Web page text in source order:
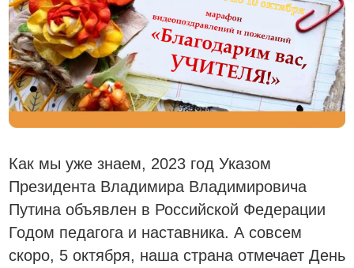
Как мы уже знаем, 2023 год Указом
Президента Владимира Владимировича
Путина объявлен в Российской Федерации
Годом педагога и наставника. А совсем
скоро, 5 октября, наша страна отмечает День